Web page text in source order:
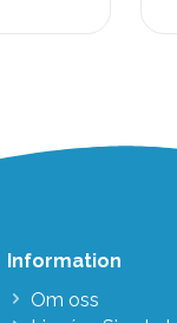
Information
Om oss